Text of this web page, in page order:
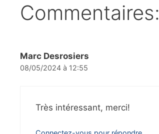
Commentaires:
Marc Desrosiers
08/05/2024 à 12:55
Très intéressant, merci!